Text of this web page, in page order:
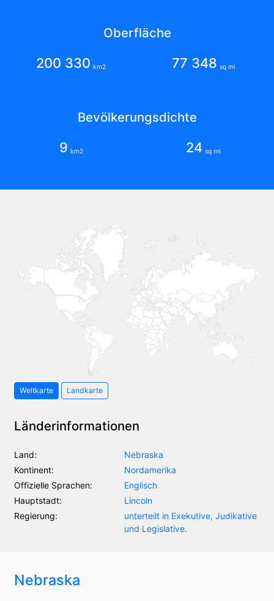
Oberfläche
200 330 km2 77 348 sq mi
Bevölkerungsdichte
9 km2 24 sq mi
Weltkarte Landkarte
Länderinformationen
Land:
Nebraska
Kontinent:
Nordamerika
Offizielle Sprachen:
Englisch
Hauptstadt:
Lincoln
Regierung:
unterteilt in Exekutive, Judikative
und Legislative.
Nebraska